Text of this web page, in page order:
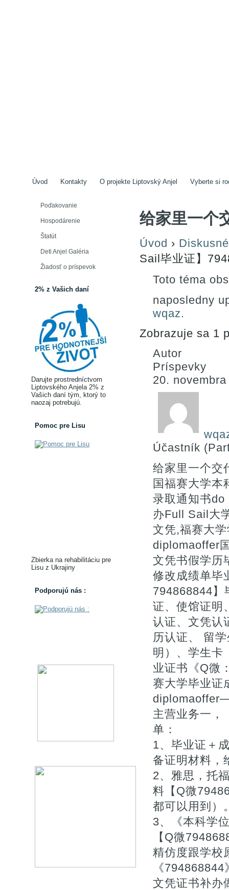
Úvod Kontakty O projekte Liptovský Anjel Vyberte si
Poďakovanie
Hospodárenie
Štatút
Deti Anjel Galéria
Žiadosť o príspevok
2% z Vašich daní
Darujte prostredníctvom
Liptovského Anjela 2% z
Vašich daní tým, ktorý to
naozaj potrebujú.
Pomoc pre Lisu
Zbierka na rehabilitáciu pre
Lisu z Ukrajiny
Podporujú nás :
给家里一个
Úvod ›
Sail毕业证】
Toto téma
naposledny
wqaz.
Zobrazuje sa 1
Autor
Príspevky
20.
Účastník
给家里一个交
国福赛大学本
录取通知书
办Full Sail大
文凭,福赛大
diplomaoffer
文凭书假学历
修改成绩单毕
794868844】
证、使馆证明
认证、文凭认
历认证、 留
明）、学生卡
业证书《Q微
赛大学毕业证
主营业务一，
单：
1、毕业证＋
备证明材料，
2、雅思，托
料【Q微
都可以用到）
3、《本科学
【Q微
精仿度跟学校
《
文凭证书补